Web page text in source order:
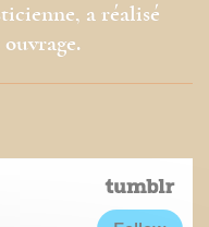
a réalisé